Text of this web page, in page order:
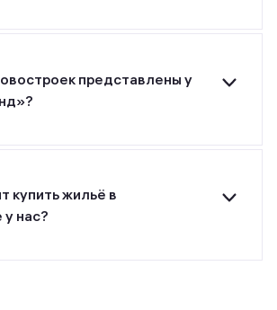
номеру телефона.представлены у
купить жильё в
нас?